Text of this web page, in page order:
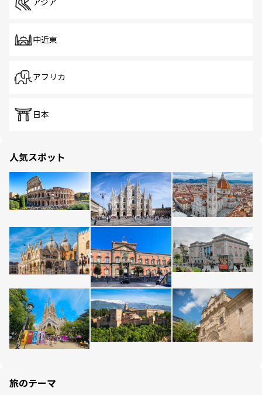
アジア
中近東
アフリカ
日本
人気スポット
旅のテーマ